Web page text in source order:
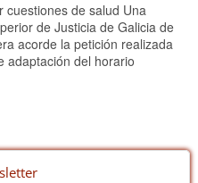
cuestiones de salud Una
de Justicia de Galicia de
acorde la petición realizada
adaptación del horario